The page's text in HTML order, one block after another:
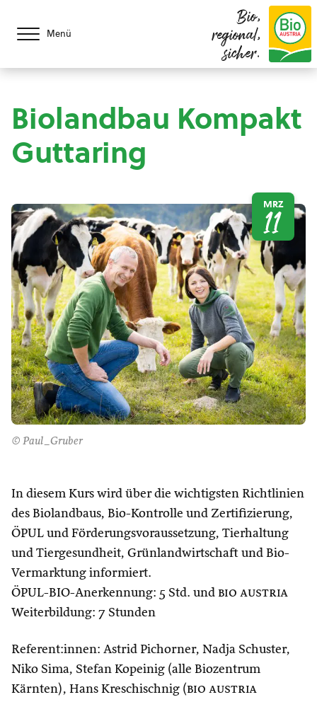
Menü
Bio,
regional,
sicher.
Biolandbau Kompakt
Guttaring
© Paul_Gruber
MRZ
11
In diesem Kurs wird über die wichtigsten Richtlinien
des Biolandbaus, Bio-Kontrolle und Zertifizierung,
ÖPUL und Förderungsvoraussetzung, Tierhaltung
und Tiergesundheit, Grünlandwirtschaft und Bio-
Vermarktung informiert.
ÖPUL-BIO-Anerkennung: 5 Std. und bio austria
Weiterbildung: 7 Stunden
Referent:innen: Astrid Pichorner, Nadja Schuster,
Niko Sima, Stefan Kopeinig (alle Biozentrum
Kärnten), Hans Kreschischnig (bio austria